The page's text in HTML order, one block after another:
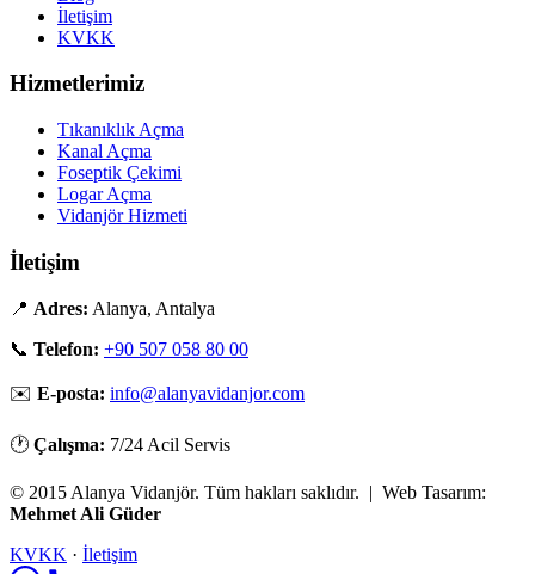
İletişim
KVKK
Hizmetlerimiz
Tıkanıklık Açma
Kanal Açma
Foseptik Çekimi
Logar Açma
Vidanjör Hizmeti
İletişim
📍 Adres: Alanya, Antalya
📞 Telefon: +90 507 058 80 00
✉️ E-posta: info@alanyavidanjor.com
🕐 Çalışma: 7/24 Acil Servis
© 2015 Alanya Vidanjör. Tüm hakları saklıdır. | Web Tasarım:
Mehmet Ali Güder
KVKK · İletişim